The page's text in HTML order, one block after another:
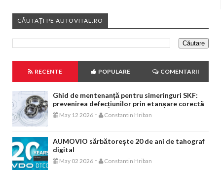
CĂUTAȚI PE AUTOVITAL.RO
RECENTE POPULARE COMENTARII
Ghid de mentenanță pentru simeringuri SKF:
prevenirea defecțiunilor prin etanșare corectă
May 12 2026 - Constantin Hriban
AUMOVIO sărbătorește 20 de ani de tahograf
digital
May 02 2026 - Constantin Hriban